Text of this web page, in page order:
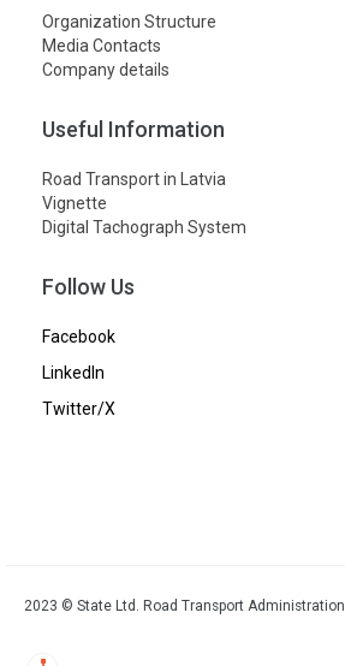
Organization Structure
Media Contacts
Company details
Useful Information
Road Transport in Latvia
Vignette
Digital Tachograph System
Follow Us
Facebook
LinkedIn
Twitter/X
2023 © State Ltd. Road Transport Administration